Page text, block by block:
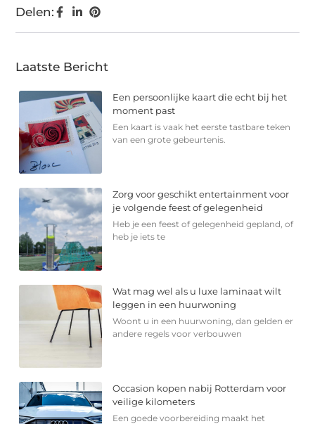
Delen:
Laatste Bericht
Een persoonlijke kaart die echt bij het
moment past
Een kaart is vaak het eerste tastbare teken
van een grote gebeurtenis.
Zorg voor geschikt entertainment voor
je volgende feest of gelegenheid
Heb je een feest of gelegenheid gepland, of
heb je iets te
Wat mag wel als u luxe laminaat wilt
leggen in een huurwoning
Woont u in een huurwoning, dan gelden er
andere regels voor verbouwen
Occasion kopen nabij Rotterdam voor
veilige kilometers
Een goede voorbereiding maakt het